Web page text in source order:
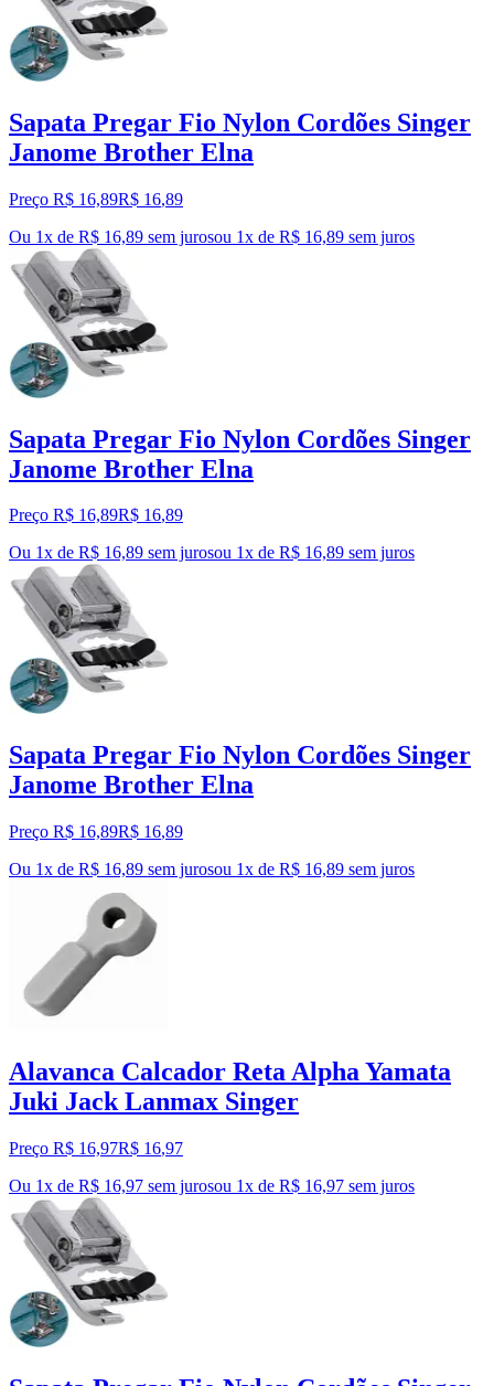
Sapata Pregar Fio Nylon Cordões Singer
Janome Brother Elna
Preço R$ 16,89R$ 16,89
Ou 1x de R$ 16,89 sem jurosou 1x de R$ 16,89 sem juros
Sapata Pregar Fio Nylon Cordões Singer
Janome Brother Elna
Preço R$ 16,89R$ 16,89
Ou 1x de R$ 16,89 sem jurosou 1x de R$ 16,89 sem juros
Sapata Pregar Fio Nylon Cordões Singer
Janome Brother Elna
Preço R$ 16,89R$ 16,89
Ou 1x de R$ 16,89 sem jurosou 1x de R$ 16,89 sem juros
Alavanca Calcador Reta Alpha Yamata
Juki Jack Lanmax Singer
Preço R$ 16,97R$ 16,97
Ou 1x de R$ 16,97 sem jurosou 1x de R$ 16,97 sem juros